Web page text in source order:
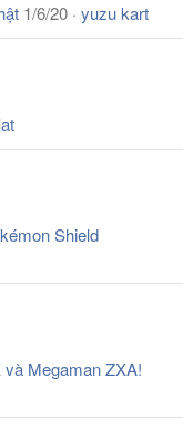
1/6/20 yuzu kart
Shield
Megaman ZXA!